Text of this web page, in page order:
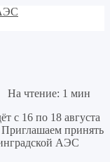
На чтение: 1 мин
с 16 по 18 августа
принять
АЭС